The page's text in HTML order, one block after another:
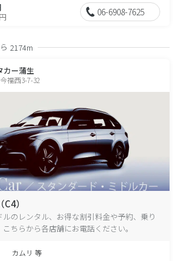
06-6908-7625
2174m
カー蒲生
福西3-7-32
）
のレンタル、お得な割引料金や予約、乗り
ちらから各店舗にお電話ください。
カムリ 等